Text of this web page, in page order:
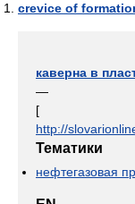
crevice of
каверна в
—
[
http://
Тематики
нефтегазовая